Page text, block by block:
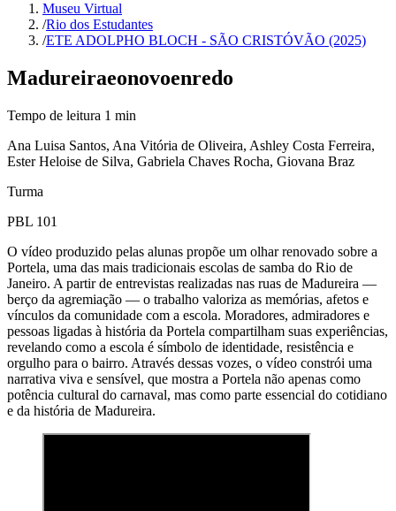
Museu Virtual
/Rio dos Estudantes
/ETE ADOLPHO BLOCH - SÃO CRISTÓVÃO (2025)
Madureiraeonovoenredo
Tempo de leitura 1 min
Ana Luisa Santos, Ana Vitória de Oliveira, Ashley Costa Ferreira,
Ester Heloise de Silva, Gabriela Chaves Rocha, Giovana Braz
Turma
PBL 101
O vídeo produzido pelas alunas propõe um olhar renovado sobre a
Portela, uma das mais tradicionais escolas de samba do Rio de
Janeiro. A partir de entrevistas realizadas nas ruas de Madureira —
berço da agremiação — o trabalho valoriza as memórias, afetos e
vínculos da comunidade com a escola. Moradores, admiradores e
pessoas ligadas à história da Portela compartilham suas experiências,
revelando como a escola é símbolo de identidade, resistência e
orgulho para o bairro. Através dessas vozes, o vídeo constrói uma
narrativa viva e sensível, que mostra a Portela não apenas como
potência cultural do carnaval, mas como parte essencial do cotidiano
e da história de Madureira.